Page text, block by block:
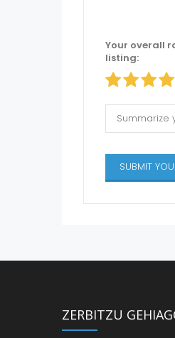
Your overall
listing:
ZERBITZU